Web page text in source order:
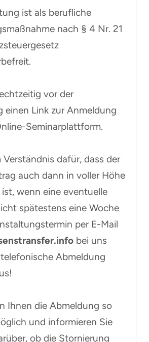
ist als berufliche
nach § 4 Nr. 21
vor der
einen Link zur Anmeldung
Seminarplattform.
dafür, dass der
auch dann in voller Höhe
wenn eine eventuelle
spätestens eine Woche
per E-Mail
bei uns
Abmeldung
Ihnen die Abmeldung so
und informieren Sie
ob die Stornierung